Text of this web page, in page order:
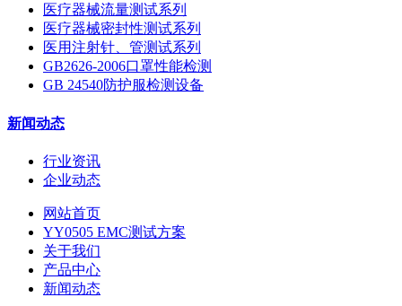
医疗器械流量测试系列
医疗器械密封性测试系列
医用注射针、管测试系列
GB2626-2006口罩性能检测
GB 24540防护服检测设备
新闻动态
行业资讯
企业动态
网站首页
YY0505 EMC测试方案
关于我们
产品中心
新闻动态